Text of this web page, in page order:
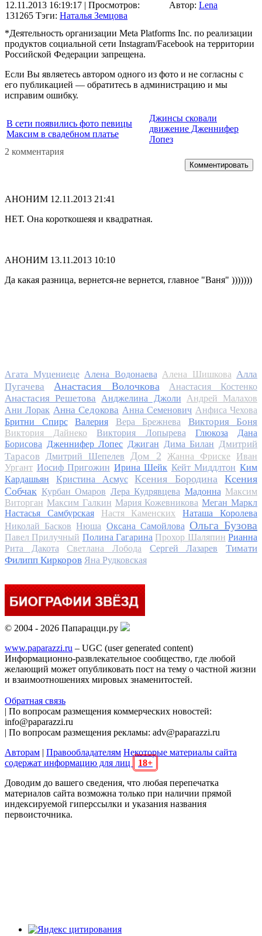
12.11.2013 16:19:17 | Просмотров:
131265 Тэги: Наталья Земцова
Автор: Lena
*Деятельность организации Meta Platforms Inc. по реализации
продуктов социальной сети Instagram/Facebook на территории
Российской Федерации запрещена.
Если Вы являетесь автором одного из фото и не согласны с
его публикацией — обратитесь в администрацию и мы
исправим ошибку.
В сети появились фото певицы
Максим в свадебном платье
Джинсы сковали
движение Дженнифер
Лопез
2 комментария
Комментировать
АНОНИМ 12.11.2013 21:41
НЕТ. Она короткошеяя и квадратная.
АНОНИМ 13.11.2013 10:10
Да какая разница, вернется-не вернется, главное "Ваня" )))))))
Агата Муцениеце Алена Водонаева Алена Шишкова Алла
Пугачева
Анастасия Волочкова Анастасия Костенко
Анастасия Решетова Анджелина Джоли
Андрей Малахов
Ани Лорак Анна Седокова Анна Семенович Анфиса Чехова
Бритни Спирс
Валерия Вера Брежнева Виктория Боня
Виктория Дайнеко Виктория Лопырева Глюкоза
Дана
Борисова Дженнифер Лопес Джиган Дима Билан Дмитрий
Тарасов
Дмитрий Шепелев Дом 2 Жанна Фриске
Иван
Ургант Иосиф Пригожин Ирина Шейк Кейт Миддлтон Ким
Кардашьян
Кристина Асмус Ксения Бородина
Ксения
Собчак Курбан Омаров Лера Кудрявцева Мадонна Максим
Виторган Максим Галкин Мария Кожевникова Меган Маркл
Настасья Самбурская
Настя Каменских
Наташа Королева
Николай Басков Нюша Оксана Самойлова Ольга Бузова
Павел Прилучный Полина Гагарина Прохор Шаляпин Рианна
Рита Дакота
Светлана Лобода Сергей Лазарев
Тимати
Филипп Киркоров Яна Рудковская
© 2004 - 2026 Папарацци.ру
www.paparazzi.ru – UGC (user generated content)
Информационно-развлекательное сообщество, где любой
желающий может опубликовать пост на тему о частной жизни
и взаимоотношениях мировых знаменитостей.
Обратная связь
| По вопросам размещения коммерческих новостей:
info@paparazzi.ru
| По вопросам размещения рекламы: adv@paparazzi.ru
Авторам | Правообладателям Некоторые материалы сайта
содержат информацию для лиц
18+
Доводим до вашего сведения, что любая перепечатка
материалов сайта возможна только при наличии прямой
индексируемой гиперссылки и указания названия
первоисточника.